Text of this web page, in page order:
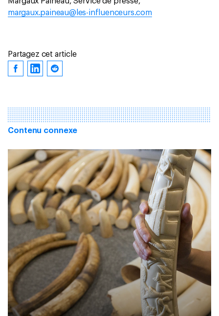
margaux.paineau@les-influenceurs.com
Partagez cet article
Contenu connexe